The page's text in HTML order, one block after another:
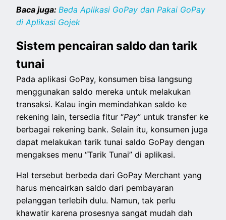
Baca juga:Beda Aplikasi GoPay dan Pakai GoPay
di Aplikasi Gojek
Sistem pencairan saldo dan tarik
tunai
Pada aplikasi GoPay, konsumen bisa langsung
menggunakan saldo mereka untuk melakukan
transaksi. Kalau ingin memindahkan saldo ke
rekening lain, tersedia fitur “Pay” untuk transfer ke
berbagai rekening bank. Selain itu, konsumen juga
dapat melakukan tarik tunai saldo GoPay dengan
mengakses menu “Tarik Tunai” di aplikasi.
Hal tersebut berbeda dari GoPay Merchant yang
harus mencairkan saldo dari pembayaran
pelanggan terlebih dulu. Namun, tak perlu
khawatir karena prosesnya sangat mudah dah